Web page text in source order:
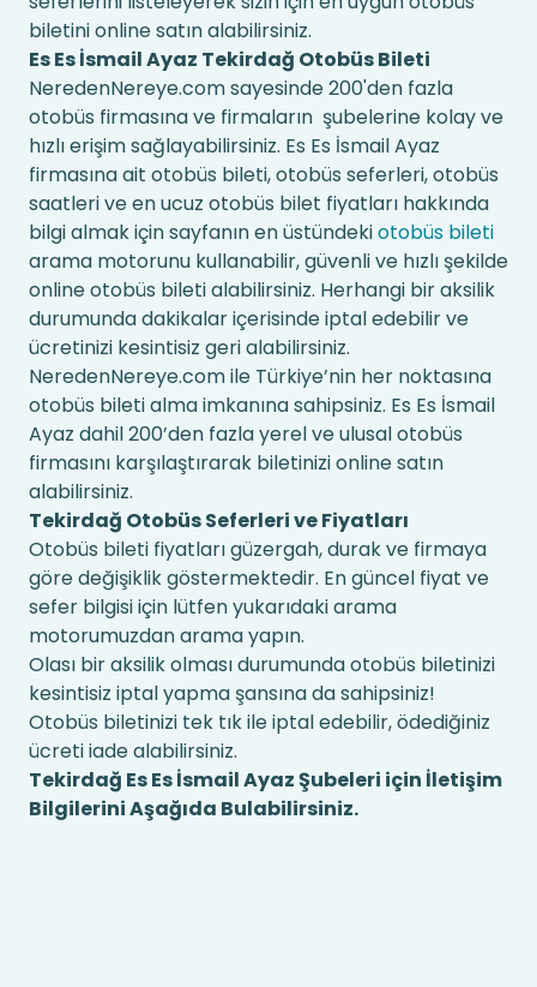
biletini online satın alabilirsiniz.
Es Es İsmail Ayaz Tekirdağ Otobüs Bileti
NeredenNereye.com sayesinde 200'den fazla
otobüs firmasına ve firmaların şubelerine kolay ve
hızlı erişim sağlayabilirsiniz. Es Es İsmail Ayaz
firmasına ait otobüs bileti, otobüs seferleri, otobüs
saatleri ve en ucuz otobüs bilet fiyatları hakkında
bilgi almak için sayfanın en üstündekiotobüs bileti
arama motorunu kullanabilir, güvenli ve hızlı şekilde
online otobüs bileti alabilirsiniz. Herhangi bir aksilik
durumunda dakikalar içerisinde iptal edebilir ve
ücretinizi kesintisiz geri alabilirsiniz.
NeredenNereye.com ile Türkiye’nin her noktasına
otobüs bileti alma imkanına sahipsiniz. Es Es İsmail
Ayaz dahil 200’den fazla yerel ve ulusal otobüs
firmasını karşılaştırarak biletinizi online satın
alabilirsiniz.
Tekirdağ Otobüs Seferleri ve Fiyatları
Otobüs bileti fiyatları güzergah, durak ve firmaya
göre değişiklik göstermektedir. En güncel fiyat ve
sefer bilgisi için lütfen yukarıdaki arama
motorumuzdan arama yapın.
Olası bir aksilik olması durumunda otobüs biletinizi
kesintisiz iptal yapma şansına da sahipsiniz!
Otobüs biletinizi tek tık ile iptal edebilir, ödediğiniz
ücreti iade alabilirsiniz.
Tekirdağ Es Es İsmail Ayaz Şubeleri için İletişim
Bilgilerini Aşağıda Bulabilirsiniz.